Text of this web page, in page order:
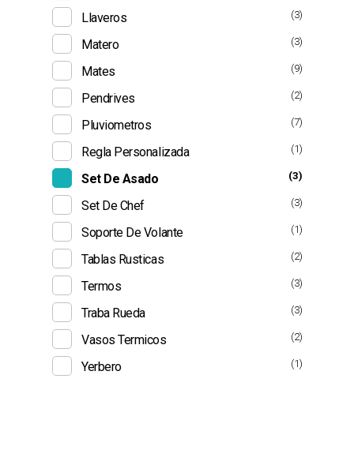
Llaveros (3)
Matero (3)
Mates (9)
Pendrives (2)
Pluviometros (7)
Regla Personalizada (1)
Set De Asado (3)
Set De Chef (3)
Soporte De Volante (1)
Tablas Rusticas (2)
Termos (3)
Traba Rueda (3)
Vasos Termicos (2)
Yerbero (1)